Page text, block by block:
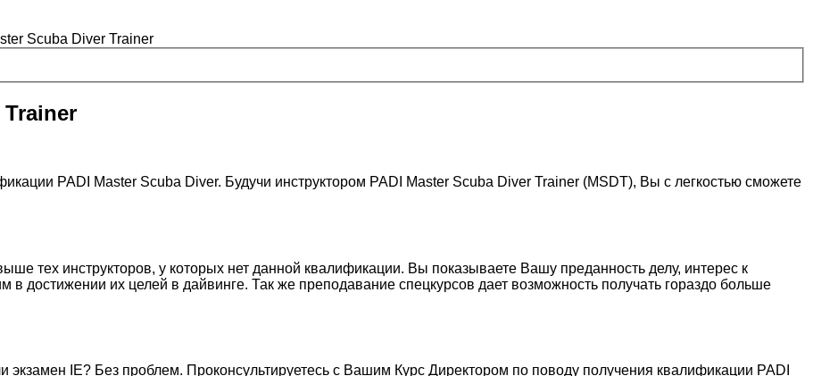
Scuba Diver Trainer
PADI Master Scuba Diver. Будучи инструктором PADI Master Scuba Diver Trainer (MSDT), Вы с легкостью сможете
тех инструкторов, у которых нет данной квалификации. Вы показываете Вашу преданность делу, интерес к
достижении их целей в дайвинге. Так же преподавание спецкурсов дает возможность получать гораздо больше
экзамен IE? Без проблем. Проконсультируетесь с Вашим Курс Директором по поводу получения квалификации PADI